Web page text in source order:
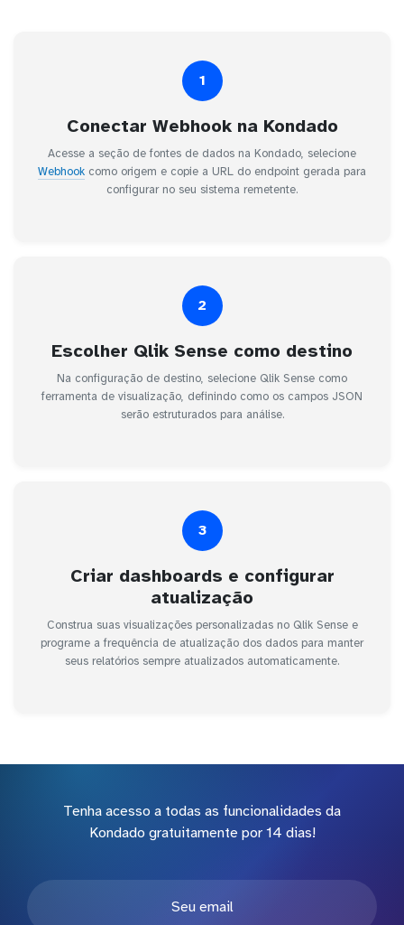
1
Conectar Webhook na Kondado
Acesse a seção de fontes de dados na Kondado, selecione
Webhook como origem e copie a URL do endpoint gerada para
configurar no seu sistema remetente.
2
Escolher Qlik Sense como destino
Na configuração de destino, selecione Qlik Sense como
ferramenta de visualização, definindo como os campos JSON
serão estruturados para análise.
3
Criar dashboards e configurar
atualização
Construa suas visualizações personalizadas no Qlik Sense e
programe a frequência de atualização dos dados para manter
seus relatórios sempre atualizados automaticamente.
Tenha acesso a todas as funcionalidades da
Kondado gratuitamente por 14 dias!